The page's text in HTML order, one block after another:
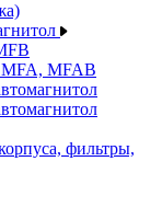
MFAB
фильтры,